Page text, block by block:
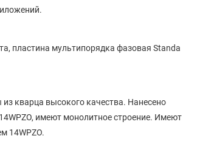
пластина мультипорядка фазовая Standa
кварца высокого качества. Нанесено
имеют монолитное строение. Имеют
14WPZO.